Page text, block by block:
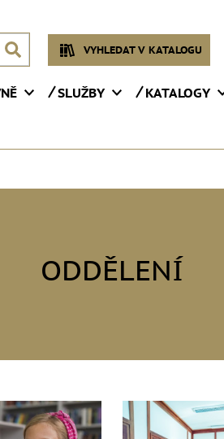
VYHLEDAT V KATALOGU
SLUŽBY KATALOGY
ODDĚLENÍ